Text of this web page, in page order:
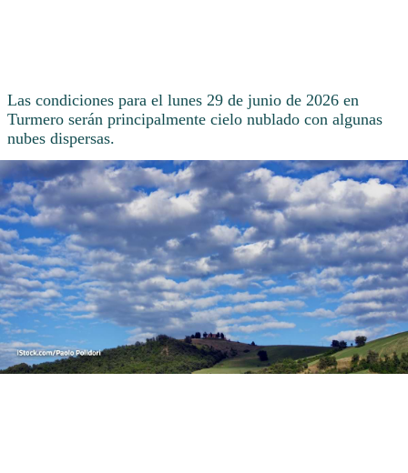
Las condiciones para el lunes 29 de junio de 2026 en
Turmero serán principalmente cielo nublado con algunas
nubes dispersas.